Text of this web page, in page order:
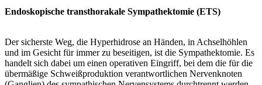
Endoskopische transthorakale Sympathektomie (ETS)
Der sicherste Weg, die Hyperhidrose an Händen, in Achselhöhlen
und im Gesicht für immer zu beseitigen, ist die Sympathektomie. Es
handelt sich dabei um einen operativen Eingriff, bei dem die für die
übermäßige Schweißproduktion verantwortlichen Nervenknoten